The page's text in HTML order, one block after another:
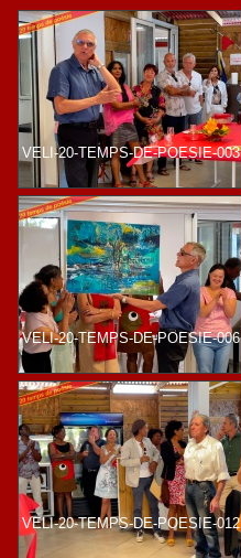
VELI-20-TEMPS-DE-POESIE-003
VELI-20-TEMPS-DE-POESIE-006
VELI-20-TEMPS-DE-POESIE-012